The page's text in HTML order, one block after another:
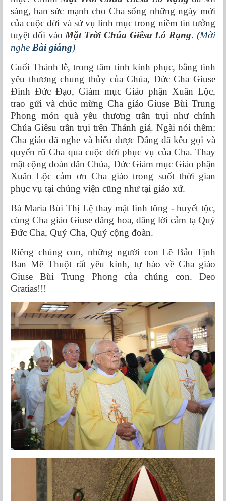
sáng, ban sức mạnh cho Cha sống những ngày mới
của cuộc đời và sứ vụ linh mục trong niềm tin tưởng
tuyệt đối vàoMặt Trời Chúa Giêsu Ló Rạng.(Mời
nghe Bài giảng)
Cuối Thánh lễ, trong tâm tình kính phục, bằng tình
yêu thương chung thủy của Chúa, Đức Cha Giuse
Đinh Đức Đạo, Giám mục Giáo phận Xuân Lộc,
trao gửi và chúc mừng Cha giáo Giuse Bùi Trung
Phong món quà yêu thương trần trụi như chính
Chúa Giêsu trần trụi trên Thánh giá. Ngài nói thêm:
Cha giáo đã nghe và hiểu được Đấng đã kêu gọi và
quyến rũ Cha qua cuộc đời phục vụ của Cha. Thay
mặt cộng đoàn dân Chúa, Đức Giám mục Giáo phận
Xuân Lộc cảm ơn Cha giáo trong suốt thời gian
phục vụ tại chủng viện cũng như tại giáo xứ.
Bà Maria Bùi Thị Lệ thay mặt linh tông - huyết tộc,
cùng Cha giáo Giuse dâng hoa, dâng lời cảm tạ Quý
Đức Cha, Quý Cha, Quý cộng đoàn.
Riêng chúng con, những người con Lê Bảo Tịnh
Ban Mê Thuột rất yêu kính, tự hào về Cha giáo
Giuse Bùi Trung Phong của chúng con. Deo
Gratias!!!